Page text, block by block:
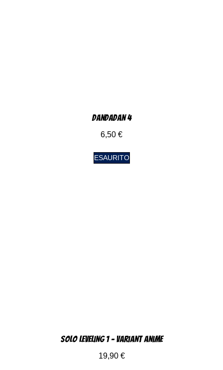
DanDaDan 4
6,50 €
ESAURITO
Solo Leveling 1 – Variant Anime
19,90 €